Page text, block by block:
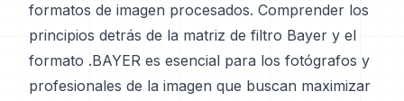
formatos de imagen procesados. Comprender los
principios detrás de la matriz de filtro Bayer y el
formato .BAYER es esencial para los fotógrafos y
profesionales de la imagen que buscan maximizar